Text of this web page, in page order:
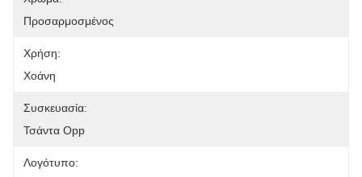
Προσαρμοσμένος
Χρήση:
Χοάνη
Συσκευασία:
Τσάντα Opp
Λογότυπο: